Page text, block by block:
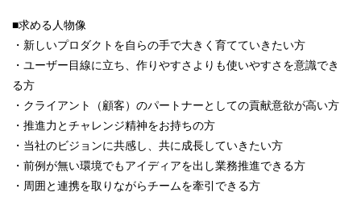
■求める人物像
・新しいプロダクトを自らの手で大きく育てていきたい方
・ユーザー目線に立ち、作りやすさよりも使いやすさを意識でき
る方
・クライアント（顧客）のパートナーとしての貢献意欲が高い方
・推進力とチャレンジ精神をお持ちの方
・当社のビジョンに共感し、共に成長していきたい方
・前例が無い環境でもアイディアを出し業務推進できる方
・周囲と連携を取りながらチームを牽引できる方